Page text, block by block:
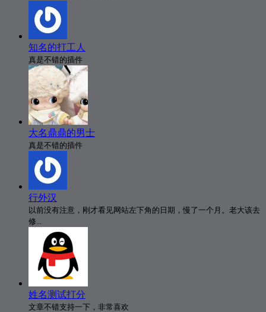
知名的打工人
真是不错的插件
大名鼎鼎的男士
真是不错的插件
行外汉
以前没有注意，刚才看见网站左下角的日期，慢了一个月。老大该去
修...
姓名测试打分
文章不错支持一下，非常喜欢